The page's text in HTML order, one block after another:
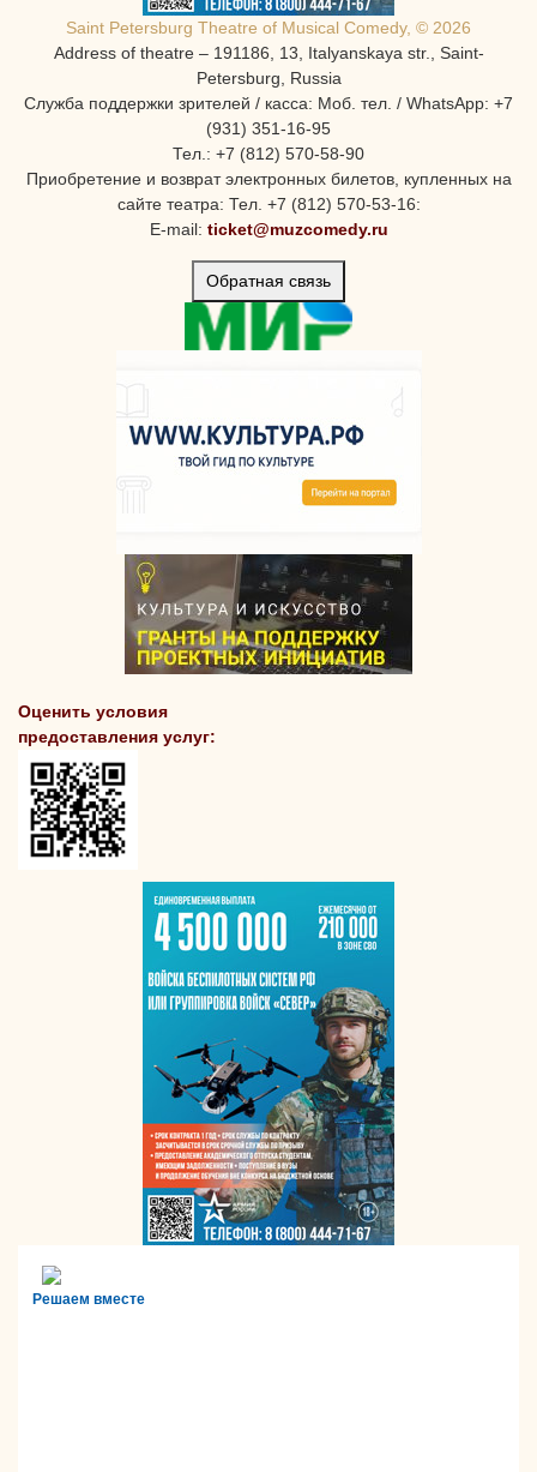
Saint Petersburg Theatre of Musical Comedy, © 2026
Address of theatre – 191186, 13, Italyanskaya str., Saint-
Petersburg, Russia
Служба поддержки зрителей / касса: Моб. тел. / WhatsApp: +7
(931) 351-16-95
Тел.: +7 (812) 570-58-90
Приобретение и возврат электронных билетов, купленных на
сайте театра: Тел. +7 (812) 570-53-16:
E-mail: ticket@muzcomedy.ru
Обратная связь
Оценить условия
предоставления услуг:
Решаем вместе